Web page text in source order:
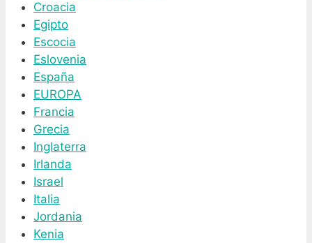
Croacia
Egipto
Escocia
Eslovenia
España
EUROPA
Francia
Grecia
Inglaterra
Irlanda
Israel
Italia
Jordania
Kenia